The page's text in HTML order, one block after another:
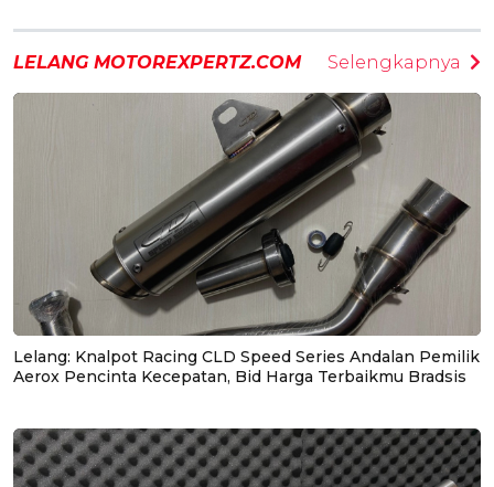
LELANG MOTOREXPERTZ.COM Selengkapnya
Lelang: Knalpot Racing CLD Speed Series Andalan Pemilik
Aerox Pencinta Kecepatan, Bid Harga Terbaikmu Bradsis